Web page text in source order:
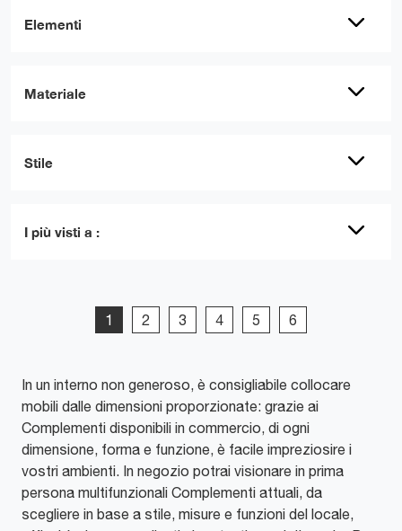
Elementi
Materiale
Stile
I più visti a :
1 2 3 4 5 6
In un interno non generoso, è consigliabile collocare
mobili dalle dimensioni proporzionate: grazie ai
Complementi disponibili in commercio, di ogni
dimensione, forma e funzione, è facile impreziosire i
vostri ambienti. In negozio potrai visionare in prima
persona multifunzionali Complementi attuali, da
scegliere in base a stile, misure e funzioni del locale,